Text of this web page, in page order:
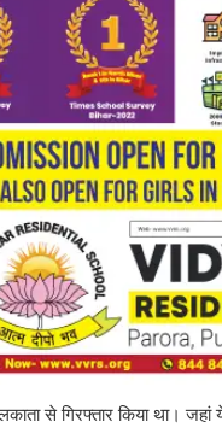
से गिरफ्तार किया था।